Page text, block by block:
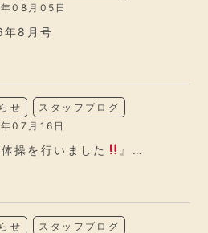
08月05日
8月号
せ
スタッフブログ
07月16日
体操を行いました 』…
せ
スタッフブログ